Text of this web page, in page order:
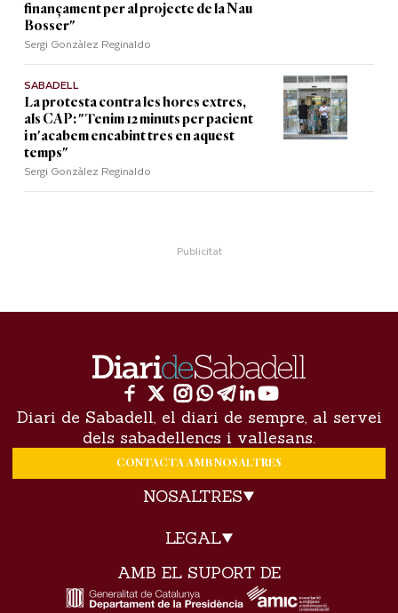
finançament per al projecte de la Nau
Bosser"
Sergi Gonzàlez Reginaldo
SABADELL
La protesta contra les hores extres,
als CAP: "Tenim 12 minuts per pacient
i n'acabem encabint tres en aquest
temps"
Sergi Gonzàlez Reginaldo
Diari de Sabadell, el diari de sempre, al servei
dels sabadellencs i vallesans.
CONTACTA AMB NOSALTRES
NOSALTRES
LEGAL
AMB EL SUPORT DE